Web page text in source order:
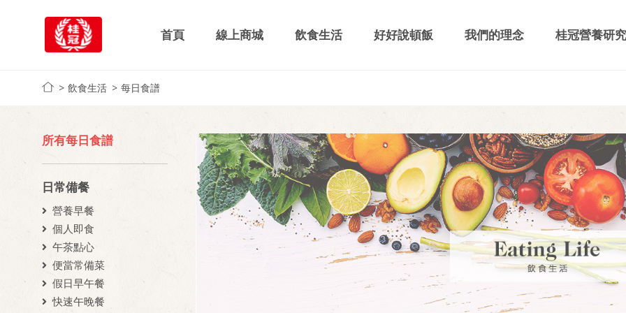
首頁 線上商城 飲食生活 好好說頓飯 我們的理念 桂冠營養研
飲食生活 每日食譜
所有每日食譜
日常備餐
營養早餐
個人即食
午茶點心
便當常備菜
假日早午餐
快速午晚餐